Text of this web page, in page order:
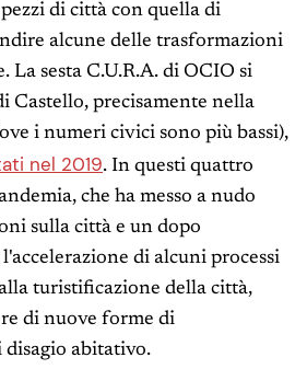
di città con quella di
alcune delle trasformazioni
La sesta C.U.R.A. di OCIO si
Castello, precisamente nella
i numeri civici sono più bassi),
nel 2019. In questi quattro
che ha messo a nudo
sulla città e un dopo
di alcuni processi
turistificazione della città,
di nuove forme di
abitativo.